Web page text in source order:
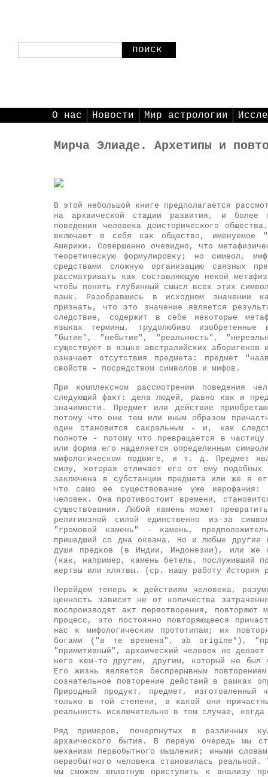
поиск
О нас Новости Мир астрологии
Мирча Элиаде. Архетипы и
В этой небольшой книге предполагается
на архаической стадии развития, и более
поведения человека доисторического
включает в себя как общество, именуемое
Америки. Совершенно очевидно, что
теоретическую формулировку; но символ,
средствами сложную организацию связных
рассматривать как составляющую некой
чтобы понять глубинный смысл всех этих
язык. Разобравшись в исходном значении
признать, что это значение является
следствие, содержит в себе некоторые
языках термины, трудолюбиво
"бытие", "небытие", "реальность",
существуют в языке австралийских
означает отсутствия предмета: предмет
свойств - посредством символов и мифов.
При комплексном рассмотрении поведения
следующий факт: дела людей, равно как и
значимости. Предмет или действие
потому что они тем или иным образом
один становится сакральным - и, как
полноте - потому что превращается в
или форма его наделяется определенным
мифологическом подвиге, и т. д. Предмет
силу, которая отличает его от ему
заключена в субстанции предмета или же в
что само ее существование уже
человек. Она противостоит времени,
существования. Любой камень может
религиозной силой единственно из-за
"громовой камень" - камень,
пришедший со дна океана. Но и любые
души предков (в Индии, Индонезии), или же
(как, например, камень бетель, послуживший
жертвы или клятвы. (ср. нашу работу
Перейдем теперь к действиям человека,
ценность зависит не от количества
воспроизводят акт первотворения,
процесс, это постоянно повторяющееся
нас к мифологическим прототипам; их
богами ("в те времена", ab origine*),
"примитивный", архаический человек не
него кем-то другим, другим, который не
Его жизнь является беспрерывным
сознательное повторение действий в рамках
Природный продукт, предмет, изготовленный
только в той степени, в какой они
реальность исключительно в том случае,
Ряд примеров, почерпнутых в различных
архаического бытия. В первую очередь мы
механизм первобытного мышления; иными
первобытного человека становилась
мы сможем вплотную приступить к анализу